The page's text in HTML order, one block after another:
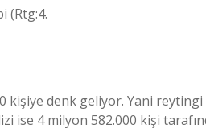
(Rtg:4.
kişiye denk geliyor. Yani reytingi
ise 4 milyon 582.000 kişi